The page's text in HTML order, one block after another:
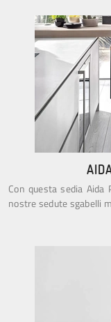
Con questa sedia Aida
nostre sedute sgabelli